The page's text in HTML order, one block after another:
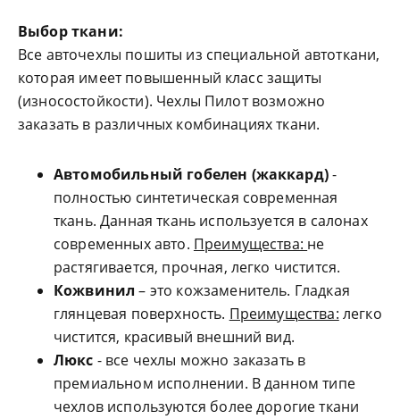
Выбор ткани:
Все авточехлы пошиты из специальной автоткани,
которая имеет повышенный класс защиты
(износостойкости). Чехлы Пилот возможно
заказать в различных комбинациях ткани.
Автомобильный гобелен (жаккард)-
полностью синтетическая современная
ткань. Данная ткань используется в салонах
современных авто. Преимущества: не
растягивается, прочная, легко чистится.
Кожвинил – это кожзаменитель. Гладкая
глянцевая поверхность. Преимущества: легко
чистится, красивый внешний вид.
Люкс - все чехлы можно заказать в
премиальном исполнении. В данном типе
чехлов используются более дорогие ткани